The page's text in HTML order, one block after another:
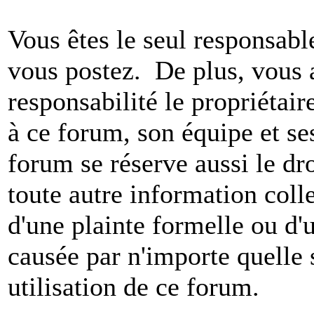
Vous êtes le seul
vous postez. De plus, vous
responsabilité le
à ce forum, son équipe et
forum se réserve aussi le
toute autre information
d'une plainte formelle ou
causée par n'importe
utilisation de ce forum.